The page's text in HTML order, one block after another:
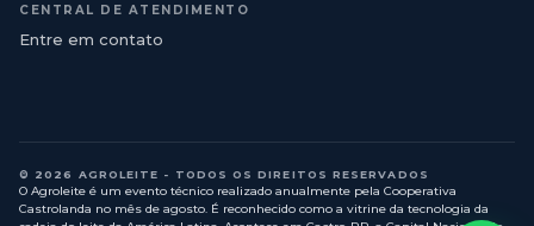
CENTRAL DE ATENDIMENTO
Entre em contato
© 2026 AGROLEITE - TODOS OS DIREITOS RESERVADOS
O Agroleite é um evento técnico realizado anualmente pela Cooperativa
Castrolanda no mês de agosto. É reconhecido como a vitrine da tecnologia da